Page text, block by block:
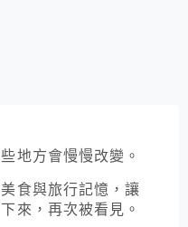
地方會慢慢改變。
食與旅行記憶，讓
來，再次被看見。